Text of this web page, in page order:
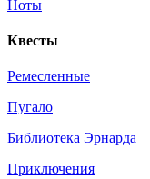
Ноты
Квесты
Ремесленные
Пугало
Библиотека Эрнарда
Приключения